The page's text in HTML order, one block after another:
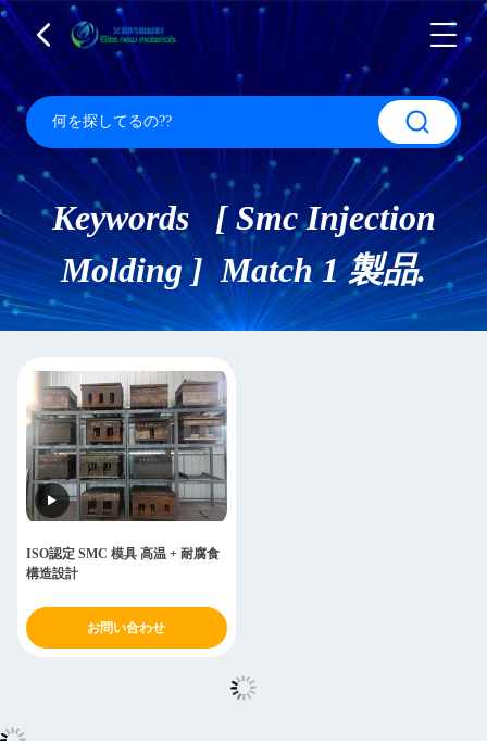
Keywords [ Smc Injection
Molding ] Match 1 製品.
ISO認定 SMC 模具 高温 + 耐腐食
構造設計
お問い合わせ